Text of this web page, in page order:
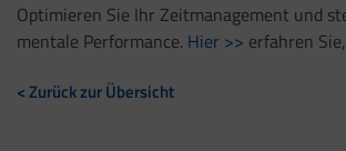
Optimieren Sie Ihr Zeitmanagement und
mentale Performance. Hier >> erfahren
< Zurück zur Übersicht